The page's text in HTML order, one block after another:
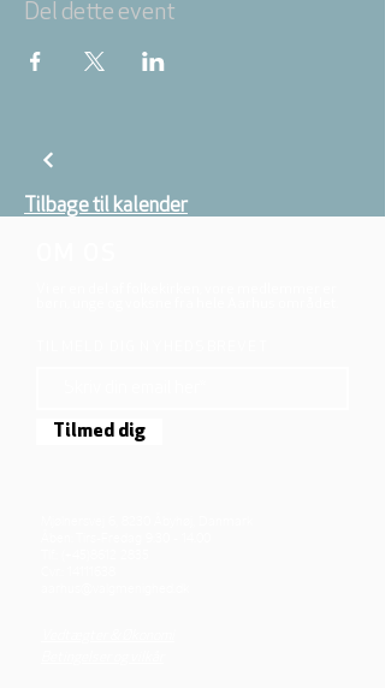
Del dette event
Tilbage til kalender
Tilmed dig